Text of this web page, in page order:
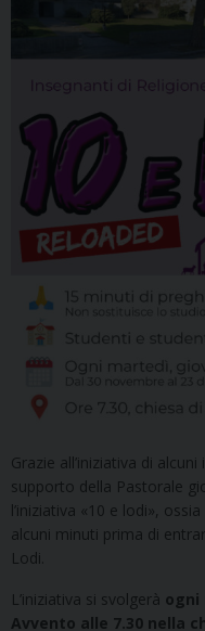
Grazie all’iniziativa di
supporto della Pastorale
l’iniziativa «10 e lodi»,
alcuni minuti prima di
Lodi.
L’iniziativa si svolgerà ogni
Avvento alle 7.30 nella